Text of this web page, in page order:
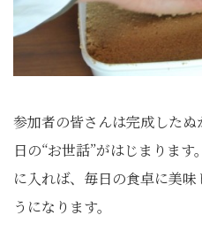
参加者の皆さんは完成した
日の“お世話”がはじまりま
に入れば、毎日の食卓に美
うになります。